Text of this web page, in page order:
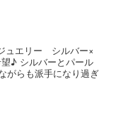
ュエリー シルバー×
♪ シルバーとパール
がらも派手になり過ぎ